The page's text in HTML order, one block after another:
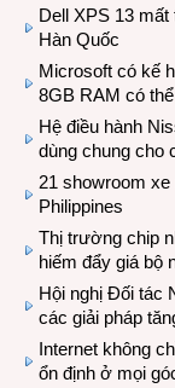
Dell XPS 13
Hàn Quốc
Microsoft có kế
8GB RAM có
Hệ điều hành
dùng chung cho
21 showroom
Philippines
Thị trường chip
hiếm đẩy giá bộ
Hội nghị Đối tác
các giải pháp
Internet không
ổn định ở mọi